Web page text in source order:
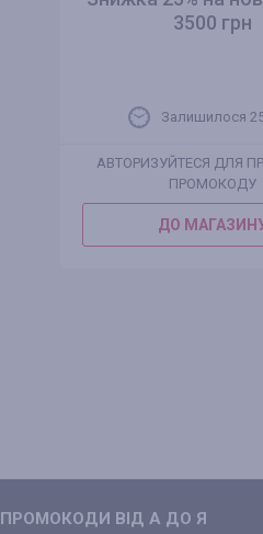
3500 грн
Залишилося
АВТОРИЗУЙТЕСЯ ДЛЯ
ПРОМОКОДУ
ДО
ПРОМОКОДИ ВIД А ДО Я